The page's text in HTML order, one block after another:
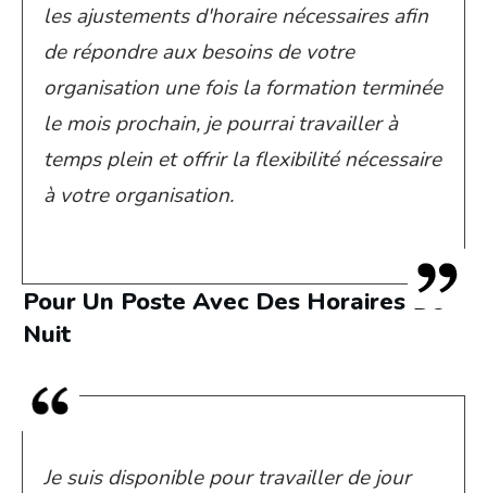
les ajustements d'horaire nécessaires afin
de répondre aux besoins de votre
organisation une fois la formation terminée
le mois prochain, je pourrai travailler à
temps plein et offrir la flexibilité nécessaire
à votre organisation.
Pour Un Poste Avec Des Horaires De
Nuit
Je suis disponible pour travailler de jour